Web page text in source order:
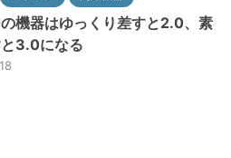
機器はゆっくり差すと2.0、素
3.0になる